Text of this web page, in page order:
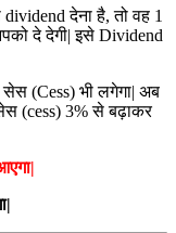
देना है, तो वह 1
दे देगी| इसे Dividend
(Cess) भी लगेगा| अब
(cess) 3% से बढ़ाकर